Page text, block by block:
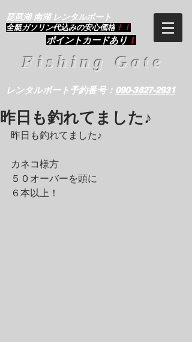
琵琶湖 南湖 レンタルボート
​全艇ガソリン代込みの安心価格 ！！
ポイントカードあり ！
Fishing Gate
レンタルボート予約番号： 090-3827-2931
昨日も釣れてました♪
昨日も釣れてました♪
カネコ様方
５０オーバーを頭に
６本以上！